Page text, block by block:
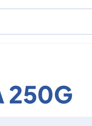
250G